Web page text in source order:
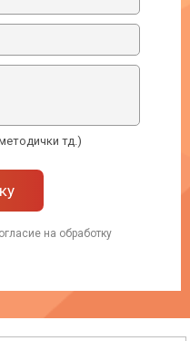
тд.)
на обработку